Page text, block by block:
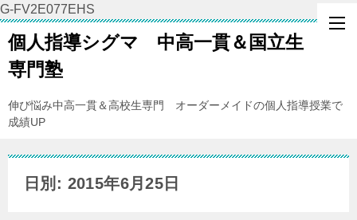
G-FV2E077EHS
個人指導シグマ 中高一貫＆国立生
専門塾
伸び悩み中高一貫＆高校生専門 オーダーメイドの個人指導授業で
成績UP
日別: 2015年6月25日